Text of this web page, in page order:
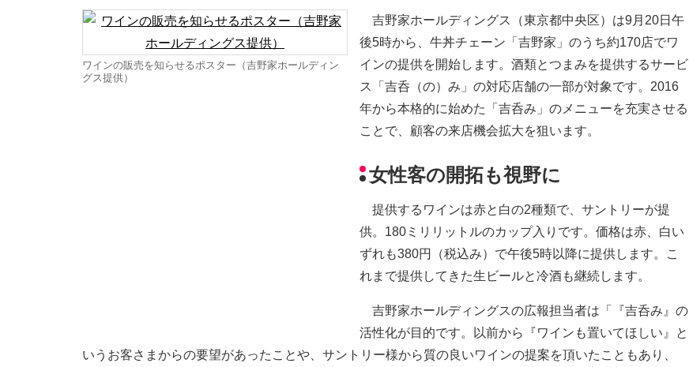
ワインの販売を知らせるポスター（吉野家ホールディン
グス提供）
吉野家ホールディングス（東京都中央区）は9月20日午
後5時から、牛丼チェーン「吉野家」のうち約170店でワ
インの提供を開始します。酒類とつまみを提供するサービ
ス「吉呑（の）み」の対応店舗の一部が対象です。2016
年から本格的に始めた「吉呑み」のメニューを充実させる
ことで、顧客の来店機会拡大を狙います。
女性客の開拓も視野に
提供するワインは赤と白の2種類で、サントリーが提
供。180ミリリットルのカップ入りです。価格は赤、白い
ずれも380円（税込み）で午後5時以降に提供します。こ
れまで提供してきた生ビールと冷酒も継続します。
吉野家ホールディングスの広報担当者は「『吉呑み』の
活性化が目的です。以前から『ワインも置いてほしい』と
いうお客さまからの要望があったことや、サントリー様から質の良いワインの提案を頂いたこともあり、